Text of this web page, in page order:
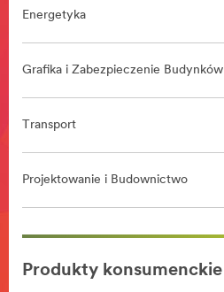
Energetyka
Grafika i Zabezpieczenie Budynków
Transport
Projektowanie i Budownictwo
**Site
area
**Produkty konsumenckie